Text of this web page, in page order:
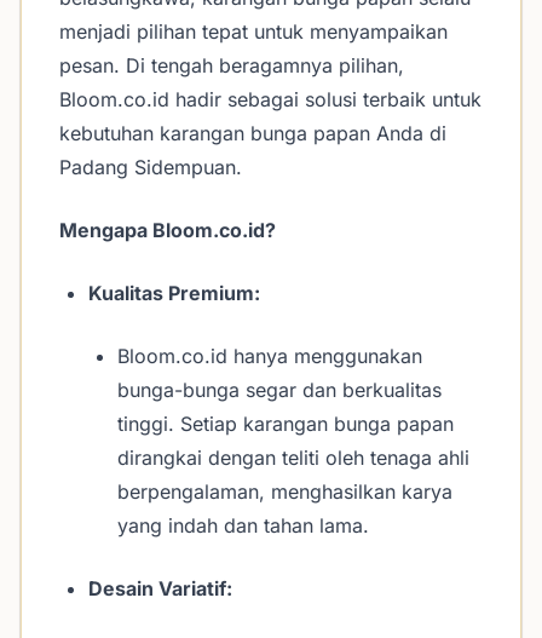
menjadi pilihan tepat untuk menyampaikan
pesan. Di tengah beragamnya pilihan,
Bloom.co.id hadir sebagai solusi terbaik untuk
kebutuhan karangan bunga papan Anda di
Padang Sidempuan.
Mengapa Bloom.co.id?
Kualitas Premium:
Bloom.co.id hanya menggunakan
bunga-bunga segar dan berkualitas
tinggi. Setiap karangan bunga papan
dirangkai dengan teliti oleh tenaga ahli
berpengalaman, menghasilkan karya
yang indah dan tahan lama.
Desain Variatif: